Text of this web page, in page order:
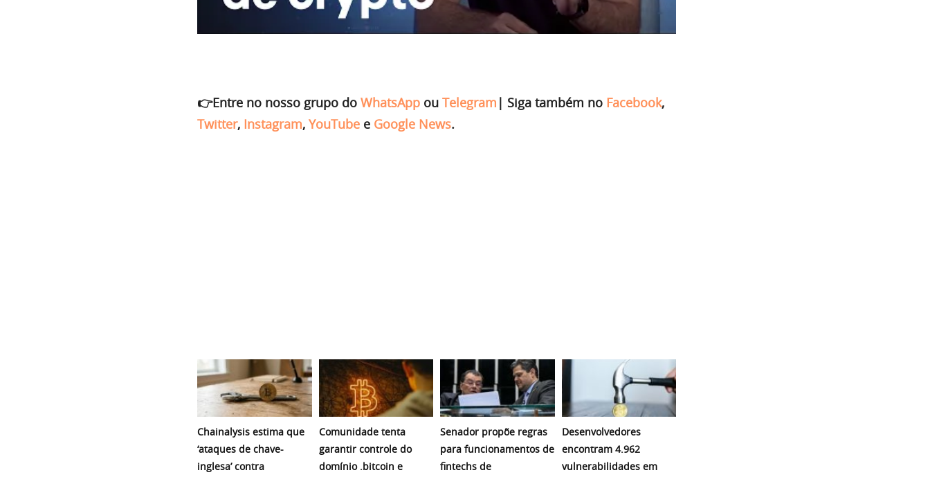
👉Entre no nosso grupo do WhatsApp ou Telegram | Siga também no Facebook,
Twitter, Instagram, YouTube e Google News.
Chainalysis estima que
‘ataques de chave-
inglesa’ contra
Comunidade tenta
garantir controle do
domínio .bitcoin e
Senador propõe regras
para funcionamentos de
fintechs de
Desenvolvedores
encontram 4.962
vulnerabilidades em